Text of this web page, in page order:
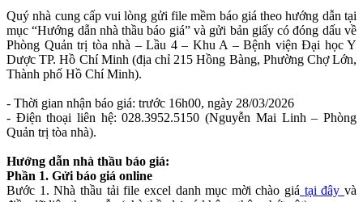
Quý nhà cung cấp vui lòng gửi file mềm báo giá theo hướng dẫn tại
mục “Hướng dẫn nhà thầu báo giá” và gửi bản giấy có đóng dấu về
Phòng Quản trị tòa nhà – Lầu 4 – Khu A – Bệnh viện Đại học Y
Dược TP. Hồ Chí Minh (địa chỉ 215 Hồng Bàng, Phường Chợ Lớn,
Thành phố Hồ Chí Minh).
- Thời gian nhận báo giá: trước 16h00, ngày 28/03/2026
- Điện thoại liên hệ: 028.3952.5150 (Nguyễn Mai Linh – Phòng
Quản trị tòa nhà).
Hướng dẫn nhà thầu báo giá:
Phần 1. Gửi báo giá online
Bước 1. Nhà thầu tải file excel danh mục mời chào giá tại đâyvà